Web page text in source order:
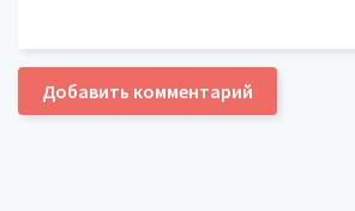
Добавить комментарий